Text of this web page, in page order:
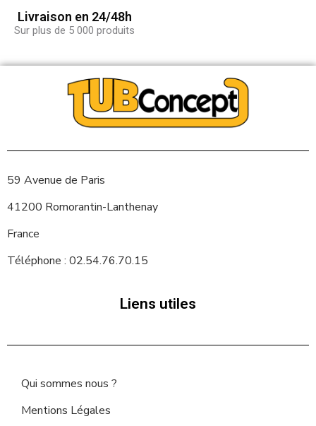
Livraison en 24/48h
Sur plus de 5 000 produits
59 Avenue de Paris
41200 Romorantin-Lanthenay
France
Téléphone : 02.54.76.70.15
Liens utiles
Qui sommes nous ?
Mentions Légales